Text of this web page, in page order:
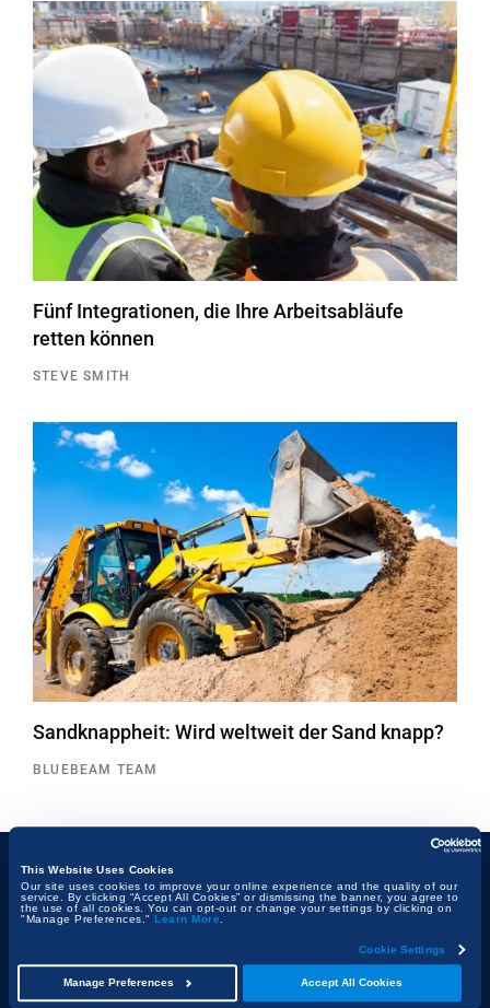
This Website Uses Cookies
Our site uses cookies to improve your online experience and the quality of our
service. By clicking “Accept All Cookies” or dismissing the banner, you agree to
the use of all cookies. You can opt-out or change your settings by clicking on
"Manage Preferences." Learn More
Cookie Settings
Accept All Cookies
Manage Preferences
Fünf Integrationen, die Ihre Arbeitsabläufe
retten können
STEVE SMITH
Sandknappheit: Wird weltweit der Sand knapp?
BLUEBEAM TEAM
THEMEN